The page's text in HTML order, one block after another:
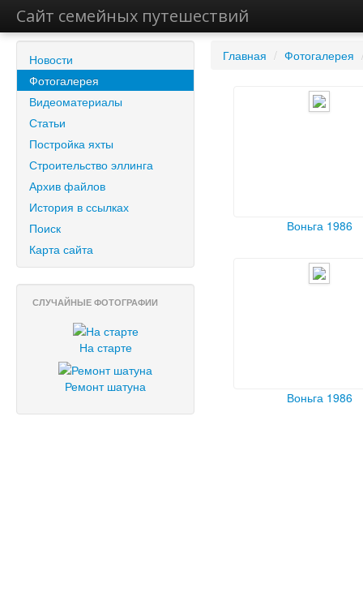
Сайт семейных путешествий
Новости
Фотогалерея
Видеоматериалы
Статьи
Постройка яхты
Строительство эллинга
Архив файлов
История в ссылках
Поиск
Карта сайта
СЛУЧАЙНЫЕ ФОТОГРАФИИ
На старте
Ремонт шатуна
Главная / Фотогалерея
Воньга 1986
Воньга 1986